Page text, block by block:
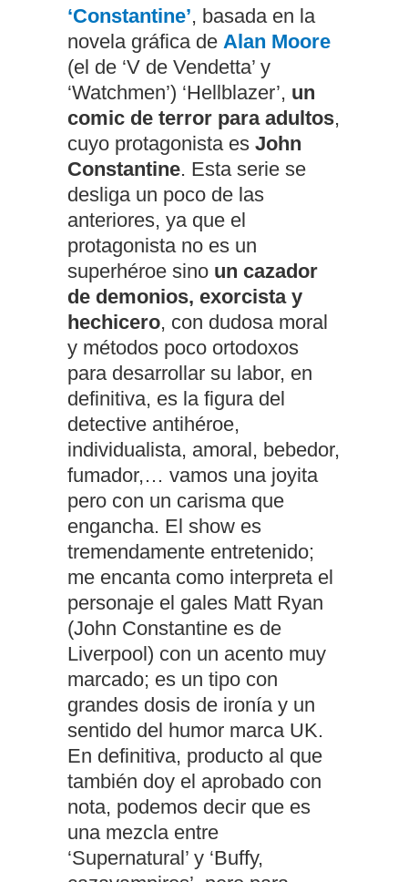
‘Constantine’, basada en la
novela gráfica de Alan Moore
(el de ‘V de Vendetta’ y
‘Watchmen’) ‘Hellblazer’, un
comic de terror para adultos,
cuyo protagonista es John
Constantine. Esta serie se
desliga un poco de las
anteriores, ya que el
protagonista no es un
superhéroe sino un cazador
de demonios, exorcista y
hechicero, con dudosa moral
y métodos poco ortodoxos
para desarrollar su labor, en
definitiva, es la figura del
detective antihéroe,
individualista, amoral, bebedor,
fumador,… vamos una joyita
pero con un carisma que
engancha. El show es
tremendamente entretenido;
me encanta como interpreta el
personaje el gales Matt Ryan
(John Constantine es de
Liverpool) con un acento muy
marcado; es un tipo con
grandes dosis de ironía y un
sentido del humor marca UK.
En definitiva, producto al que
también doy el aprobado con
nota, podemos decir que es
una mezcla entre
‘Supernatural’ y ‘Buffy,